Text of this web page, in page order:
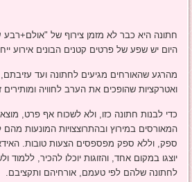
חתונה היא כבר לא מזמן צירוף של "אולם+רבע
היום יש שפע של פרטים קטנים הבונים אירוע
מהרגע שהאורחים מגיעים לחתונה ועד עזיבתם,
ואטרקציות שהופכים את הערב לחוויה ומותירים
כדי לבנות חתונה כזו, ולא לשכוח אף פרט,
המאורסים במירוץ ובהתרוצצויות המונעות
ספק, וללא ספק מפספסים הצעות טובות.
יוצגו במקום אחד, והזוגות יוכלו להכיר,
לחתונה שלהם לפי טעמם, אורחיהם ותקציבם.